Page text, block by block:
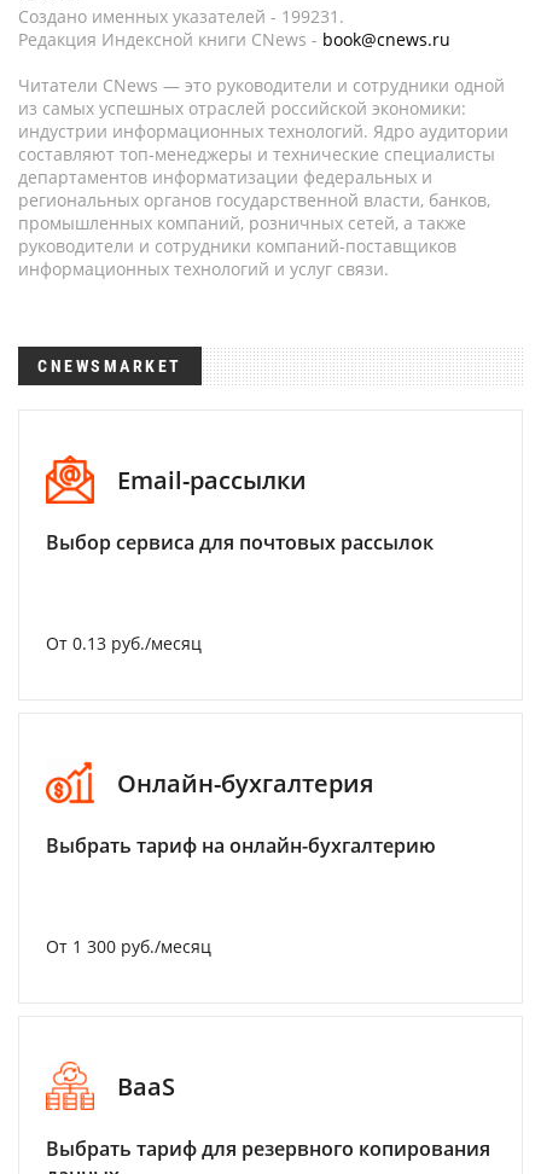
Создано именных указателей - 199231.
Редакция Индексной книги CNews - book@cnews.ru
Читатели CNews — это руководители и сотрудники одной
из самых успешных отраслей российской экономики:
индустрии информационных технологий. Ядро аудитории
составляют топ-менеджеры и технические специалисты
департаментов информатизации федеральных и
региональных органов государственной власти, банков,
промышленных компаний, розничных сетей, а также
руководители и сотрудники компаний-поставщиков
информационных технологий и услуг связи.
CNEWSMARKET
Email-рассылки
Выбор сервиса для почтовых рассылок
От 0.13 руб./месяц
Онлайн-бухгалтерия
Выбрать тариф на онлайн-бухгалтерию
От 1 300 руб./месяц
BaaS
Выбрать тариф для резервного копирования